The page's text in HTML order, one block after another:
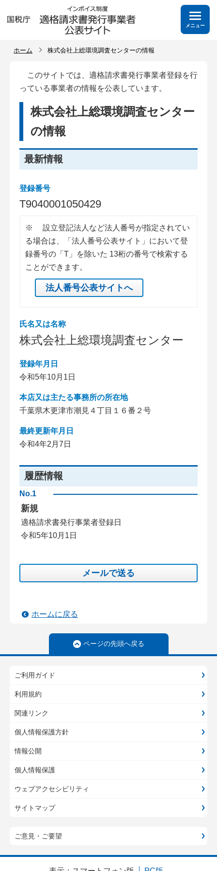
メニュー
ホーム 株式会社上総環境調査センターの情報
このサイトでは、適格請求書発行事業者登録を行
っている事業者の情報を公表しています。
株式会社上総環境調査センター
の情報
最新情報
登録番号
T9040001050429
※
設立登記法人など法人番号が指定されてい
る場合は、「法人番号公表サイト」において登
録番号の「T」を除いた 13桁の番号で検索する
ことができます。
法人番号公表サイトへ
氏名又は名称
株式会社上総環境調査センター
登録年月日
令和5年10月1日
本店又は主たる事務所の所在地
千葉県木更津市潮見４丁目１６番２号
最終更新年月日
令和4年2月7日
履歴情報
No.1
新規
適格請求書発行事業者登録日
令和5年10月1日
メールで送る
ホームに戻る
ページの先頭へ戻る
ご利用ガイド
利用規約
関連リンク
個人情報保護方針
情報公開
個人情報保護
ウェブアクセシビリティ
サイトマップ
ご意見・ご要望